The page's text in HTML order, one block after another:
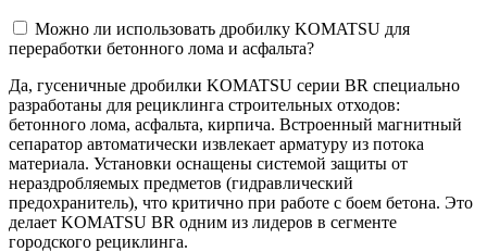
Можно ли использовать дробилку KOMATSU для
переработки бетонного лома и асфальта?
Да, гусеничные дробилки KOMATSU серии BR специально
разработаны для рециклинга строительных отходов:
бетонного лома, асфальта, кирпича. Встроенный магнитный
сепаратор автоматически извлекает арматуру из потока
материала. Установки оснащены системой защиты от
нераздробляемых предметов (гидравлический
предохранитель), что критично при работе с боем бетона. Это
делает KOMATSU BR одним из лидеров в сегменте
городского рециклинга.